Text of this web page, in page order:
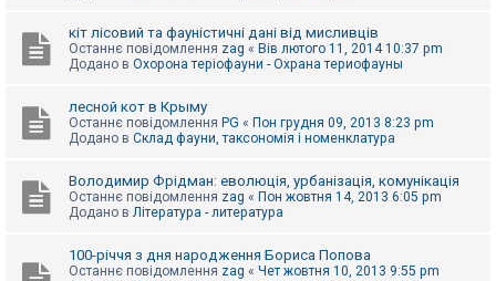
з
е
кіт лісовий та фауністичні дані від мисливців
Останнє повідомлення zag « Вів лютого 11, 2014 10:37 pm
Додано в Охорона теріофауни - Охрана териофауны
лесной кот в Крыму
Останнє повідомлення PG « Пон грудня 09, 2013 8:23 pm
Додано в Склад фауни, таксономія і номенклатура
Володимир Фрідман: еволюція, урбанізація, комунікація
Останнє повідомлення zag « Пон жовтня 14, 2013 6:05 pm
Додано в Література - литература
100-річчя з дня народження Бориса Попова
Останнє повідомлення zag « Чет жовтня 10, 2013 9:55 pm